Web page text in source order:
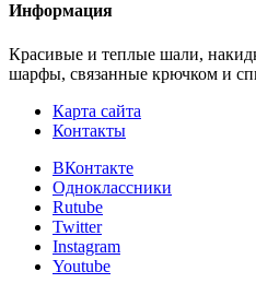
Информация
Красивые и теплые шали,
шарфы, связанные крючком и
Карта сайта
Контакты
ВКонтакте
Одноклассники
Rutube
Twitter
Instagram
Youtube